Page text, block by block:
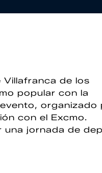
de los
popular con la
organizado
con el Excmo.
una jornada de